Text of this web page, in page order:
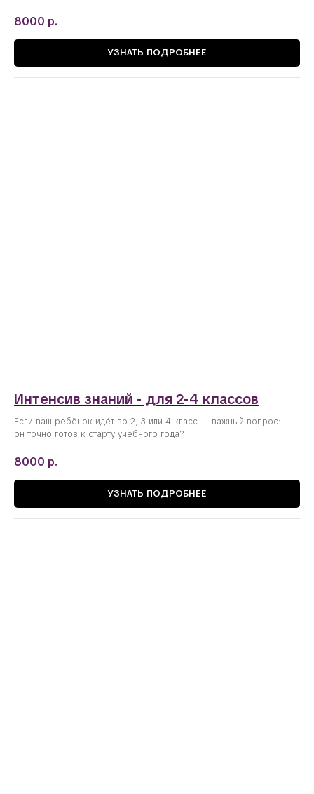
8000 р.
УЗНАТЬ ПОДРОБНЕЕ
Интенсив знаний - для 2-4 классов
Если ваш ребёнок идёт во 2, 3 или 4 класс — важный вопрос:
он точно готов к старту учебного года?
8000 р.
УЗНАТЬ ПОДРОБНЕЕ